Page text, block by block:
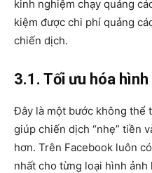
kinh nghiệm chạy quảng
kiệm được chi phí quảng
chiến dịch.
3.1. Tối ưu hóa
Đây là một bước không thể
giúp chiến dịch “nhẹ” tiền
hơn. Trên Facebook luôn
nhất cho từng loại hình